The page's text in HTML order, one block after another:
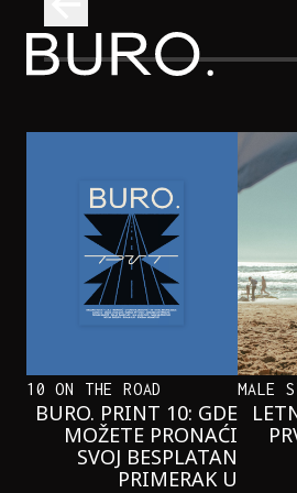
BURO.
NAJČISTIJA
POSEĆUJEMO OVOG
10 ON THE ROAD
BURO. PRINT 10: GDE
MOŽETE PRONAĆI
SVOJ BESPLATAN
PRIMERAK U
MALE